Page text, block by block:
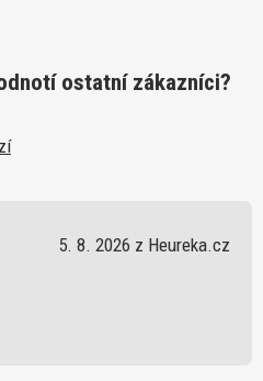
ostatní zákazníci?
5. 8. 2026 z Heureka.cz